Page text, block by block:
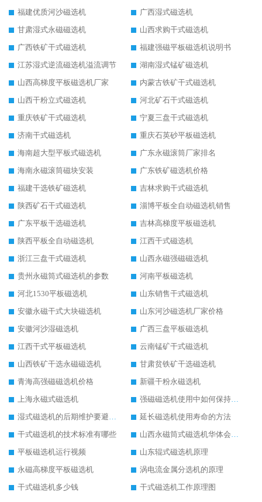
福建优质河沙磁选机
广西湿式磁选机
甘肃湿式永磁磁选机
山西求购干式磁选机
广西铁矿干式磁选机
福建强磁平板磁选机说明书
江苏湿式逆流磁选机溢流调节
湖南湿式锰矿磁选机
山西高梯度平板磁选机厂家
内蒙古铁矿干式磁选机
山西干粉立式磁选机
河北矿石干式磁选机
重庆铁矿干式磁选机
宁夏三盘干式磁选机
济南干式磁选机
重庆石英砂平板磁选机
海南超大型平板式磁选机
广东永磁滚筒厂家排名
海南永磁滚筒磁块安装
广东铁矿磁选机价格
福建干选铁矿磁选机
吉林求购干式磁选机
陕西矿石干式磁选机
淄博平板全自动磁选机销售
广东平板干选磁选机
吉林高梯度平板磁选机
陕西平板全自动磁选机
江西干式磁选机
浙江三盘干式磁选机
山西永磁强磁磁选机
贵州永磁筒式磁选机的参数
河南平板磁选机
河北1530平板磁选机
山东销售干式磁选机
安徽永磁干式大块磁选机
山东河沙磁选机厂家价格
安徽河沙湿磁选机
广西三盘平板磁选机
江西干式平板磁选机
云南锰矿干式磁选机
山西铁矿干选永磁磁选机
甘肃贫铁矿干选磁选机
青海高强磁磁选机价格
新疆干粉永磁选机
上海永磁式磁选机
强磁磁选机使用中如何保持其顺畅运行
湿式磁选机的后期维护要避开哪些坑
延长磁选机使用寿命的方法
干式磁选机的技术标准有哪些
山西永磁筒式磁选机华体会手机网页版-华体会(中国)
平板磁选机运行视频
山东辊式磁选机原理
永磁高梯度平板磁选机
涡电流金属分选机的原理
干式磁选机多少钱
干式磁选机工作原理图